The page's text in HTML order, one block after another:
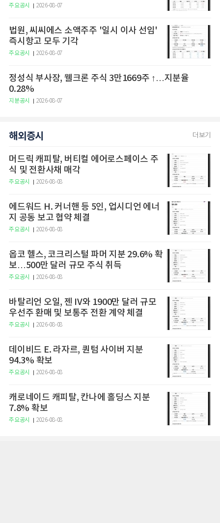
주요공시 2026-08-07
법원, 씨씨에스 소액주주 '일시 이사 선임'
즉시항고 모두 기각
주요공시 2026-08-07
정성식 부사장, 웰크론 주식 3만1669주 ↑…지분율
0.28%
지분공시 2026-08-07
해외증시 더보기
머드릭 캐피탈, 버티컬 에어로스페이스 주
식 및 전환사채 매각
주요공시 2026-08-08
에드워드 H. 커너핸 등 5인, 업시디언 에너
지 공동 보고 협약 체결
주요공시 2026-08-08
옵코 헬스, 코크리스털 파머 지분 29.6% 확
보…500만 달러 규모 주식 취득
주요공시 2026-08-08
바탈리언 오일, 젠 IV와 1900만 달러 규모
우선주 환매 및 보통주 전환 계약 체결
주요공시 2026-08-08
데이비드 E. 라자르, 퀀텀 사이버 지분
94.3% 확보
주요공시 2026-08-08
캐로네이드 캐피탈, 칸나에 홀딩스 지분
7.8% 확보
주요공시 2026-08-08